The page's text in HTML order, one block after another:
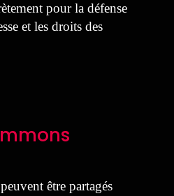
pour la défense
et les droits des
être partagés